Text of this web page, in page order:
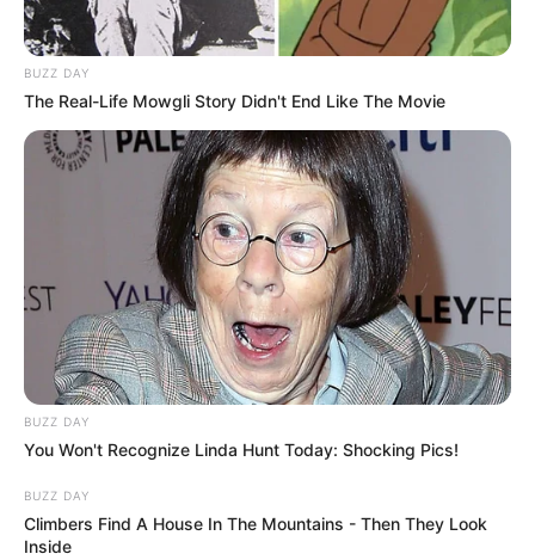
BUZZ DAY
The Real-Life Mowgli Story Didn't End Like The Movie
BUZZ DAY
You Won't Recognize Linda Hunt Today: Shocking Pics!
BUZZ DAY
Climbers Find A House In The Mountains - Then They Look
Inside